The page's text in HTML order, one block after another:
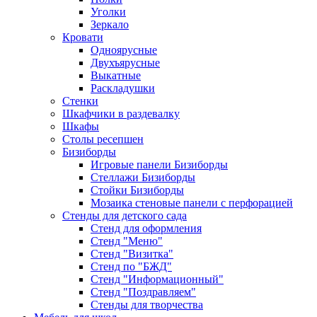
Уголки
Зеркало
Кровати
Одноярусные
Двухъярусные
Выкатные
Раскладушки
Стенки
Шкафчики в раздевалку
Шкафы
Столы ресепшен
Бизиборды
Игровые панели Бизиборды
Стеллажи Бизиборды
Стойки Бизиборды
Мозаика стеновые панели с перфорацией
Стенды для детского сада
Стенд для оформления
Стенд "Меню"
Стенд "Визитка"
Стенд по "БЖД"
Стенд "Информационный"
Стенд "Поздравляем"
Стенды для творчества